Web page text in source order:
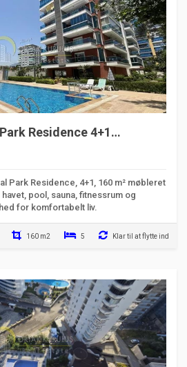
Residence 4+1
til salg
Park Residence, 4+1, 160 m² møbleret
pool, sauna, fitnessrum og
for komfortabelt liv.
160 m2 5 Klar til at flytte ind